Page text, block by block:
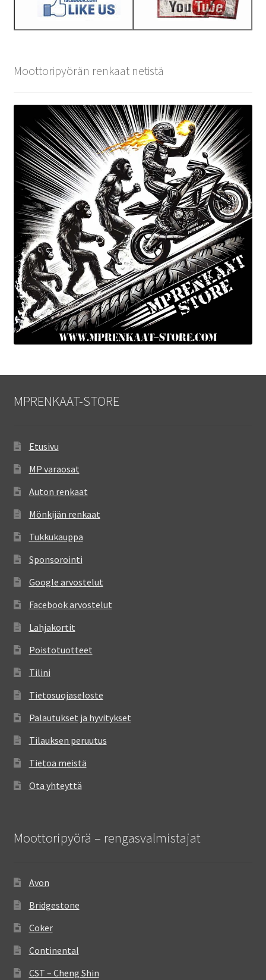
Moottoripyörän renkaat netistä
MPRENKAAT-STORE
Etusivu
MP varaosat
Auton renkaat
Mönkijän renkaat
Tukkukauppa
Sponsorointi
Google arvostelut
Facebook arvostelut
Lahjakortit
Poistotuotteet
Tilini
Tietosuojaseloste
Palautukset ja hyvitykset
Tilauksen peruutus
Tietoa meistä
Ota yhteyttä
Moottoripyörä – rengasvalmistajat
Avon
Bridgestone
Coker
Continental
CST – Cheng Shin